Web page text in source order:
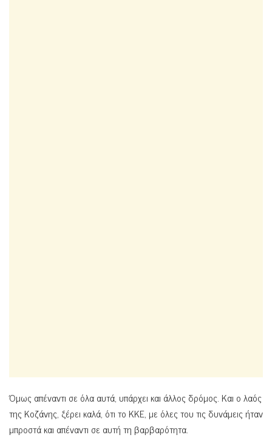
Όμως απέναντι σε όλα αυτά, υπάρχει και άλλος δρόμος. Και ο λαός
της Κοζάνης, ξέρει καλά, ότι το ΚΚΕ, με όλες του τις δυνάμεις ήταν
μπροστά και απέναντι σε αυτή τη βαρβαρότητα.